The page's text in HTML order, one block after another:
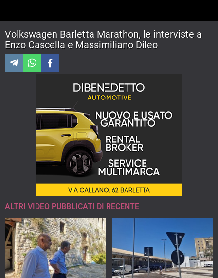
Volkswagen Barletta Marathon, le interviste a
Enzo Cascella e Massimiliano Dileo
ALTRI VIDEO PUBBLICATI DI RECENTE